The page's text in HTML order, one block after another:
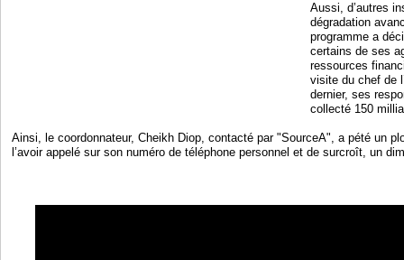
Aussi, d’autres
dégradation
programme a
certains de ses
ressources
visite du chef de
dernier, ses
collecté 150
Ainsi, le coordonnateur, Cheikh Diop, contacté par "SourceA", a pété un
l’avoir appelé sur son numéro de téléphone personnel et de surcroît, un